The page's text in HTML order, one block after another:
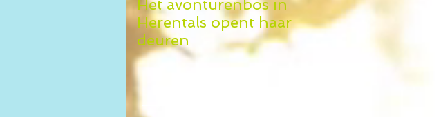
Het avonturenbos in
Herentals opent haar
deuren
Natureplay op de
Kidix beurs